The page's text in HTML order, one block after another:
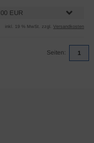
EUR
inkl. 19 % MwSt. zzgl. Versandkosten
Seiten: 1